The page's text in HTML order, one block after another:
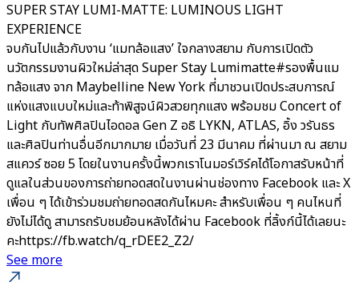
SUPER STAY LUMI-MATTE: LUMINOUS LIGHT
EXPERIENCE
จบกันไปแล้วกับงาน ‘แมทล้อแสง’ ใจกลางสยาม กับการเปิดตัว
นวัตกรรมงานผิวใหม่ล่าสุด Super Stay Lumimatte#รองพื้นแม
ทล้อแสง จาก Maybelline New York ที่มาชวนเปิดประสบการณ์
แห่งแสงแบบใหม่และท้าพิสูจน์ผิวสวยทุกแสง พร้อมชม Concert of
Light กับทัพศิลปินไอดอล Gen Z อธิ LYKN, ATLAS, อิ้ง วรันธร
และศิลปินท่านอื่นอีกมากมาย เมื่อวันที่ 23 มีนาคม ที่ผ่านมา ณ สยาม
สแควร์ ซอย 5 โดยในงานครั้งนี้พวกเราโนมอร์เวิร์คได้โอกาสรับหน้าที่
ดูแลในส่วนของการถ่ายทอดสดในงานผ่านช่องทาง Facebook และ X
เพื่อน ๆ ได้เข้าร่วมชมถ่ายทอดสดกันไหมคะ สำหรับเพื่อน ๆ คนไหนที่
ยังไม่ได้ดู สามารถรับชมย้อนหลังได้ผ่าน Facebook ที่ลิ้งก์นี้ได้เลยนะ
คะhttps://fb.watch/q_rDEE2_Z2/
See more